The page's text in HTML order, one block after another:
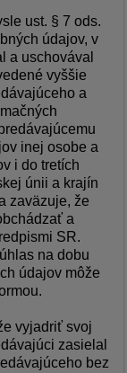
ust. § 7 ods.
údajov, v
a uschovával
vyššie
a
inej osobe a
i do tretích
únii a krajín
zaväzuje, že
a
SR.
na dobu
údajov môže
vyjadriť svoj
zasielal
bez